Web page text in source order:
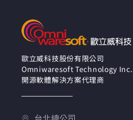
Vault 的歷
在
的優勢。
歐立威科技股份有限公司
Omniwaresoft Technology Inc.
開源軟體解決方案代理商